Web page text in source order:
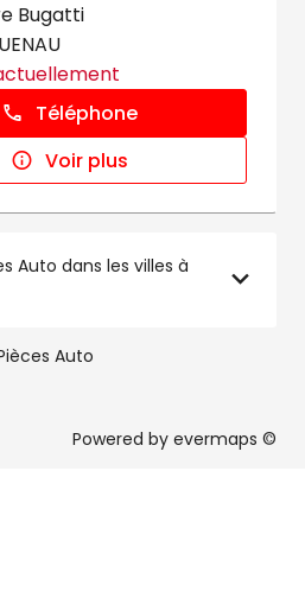
Bugatti
Téléphone
Voir plus
Auto dans les villes à
Auto
Powered by evermaps ©